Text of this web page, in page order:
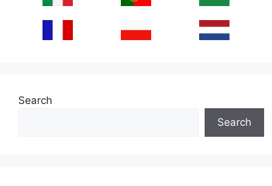
Search
Search